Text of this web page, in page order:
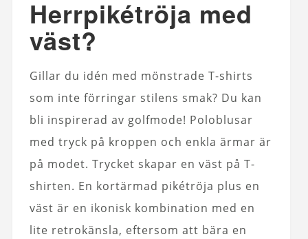
Herrpikétröja med
väst?
Gillar du idén med mönstrade T-shirts
som inte förringar stilens smak? Du kan
bli inspirerad av golfmode! Poloblusar
med tryck på kroppen och enkla ärmar är
på modet. Trycket skapar en väst på T-
shirten. En kortärmad pikétröja plus en
väst är en ikonisk kombination med en
lite retrokänsla, eftersom att bära en